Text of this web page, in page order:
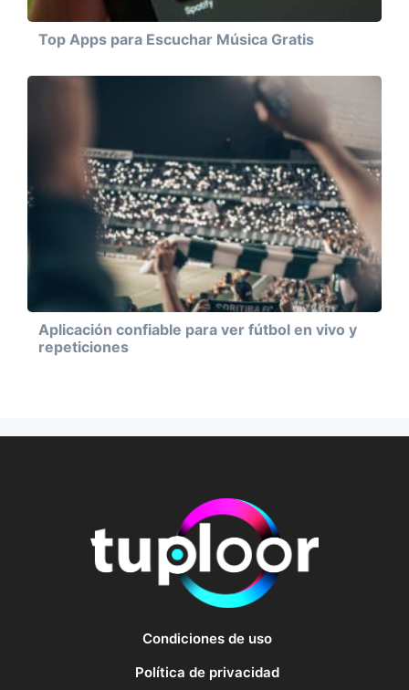
Top Apps para Escuchar Música Gratis
Aplicación confiable para ver fútbol en vivo y
repeticiones
Condiciones de uso
Política de privacidad